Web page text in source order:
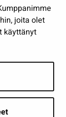
joita olet
käyttänyt